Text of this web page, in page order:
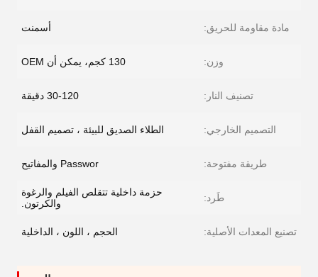
مادة مقاومة للحريق: أسمنت
وزن: 130 كجم، يمكن أن OEM
تصنيف النار: 30-120 دقيقة
التصميم الخارجي: الطلاء الصديق للبيئة ، تصميم القفل
طريقة مفتوحة: Passwor والمفاتيح
طَرد:
حزمة داخلية تتقلص الفيلم والرغوة
والكرتون.
تصنيع المعدات الأصلية: الحجم ، اللون ، الداخلية